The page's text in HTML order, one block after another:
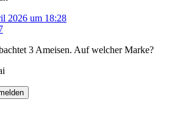
2026 um 18:28
3 Ameisen. Auf welcher Marke?